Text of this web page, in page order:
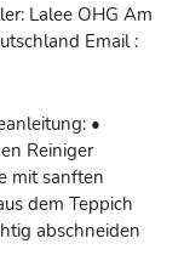
Lalee OHG Am
Email :
•
Reiniger
mit sanften
dem Teppich
abschneiden